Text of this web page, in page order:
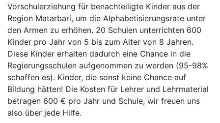
Vorschulerziehung für benachteiligte Kinder aus der
Region Matarbari, um die Alphabetisierungsrate unter
den Armen zu erhöhen. 20 Schulen unterrichten 600
Kinder pro Jahr von 5 bis zum Alter von 8 Jahren.
Diese Kinder erhalten dadurch eine Chance in die
Regierungsschulen aufgenommen zu werden (95-98%
schaffen es). Kinder, die sonst keine Chance auf
Bildung hätten! Die Kosten für Lehrer und Lehrmaterial
betragen 600 € pro Jahr und Schule, wir freuen uns
also über jede Hilfe.